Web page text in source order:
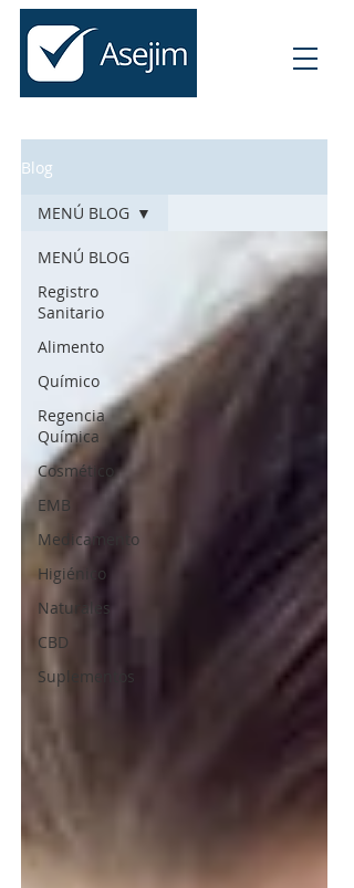
Blog
MENÚ BLOG
Registro
Sanitario
Alimento
Químico
Regencia
Química
Cosmético
EMB
Medicamento
Higiénico
Naturales
CBD
Suplementos
MENÚ BLOG